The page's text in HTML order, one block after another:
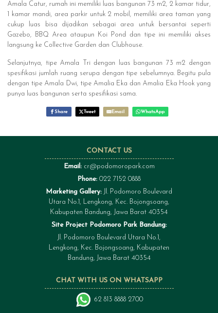
Amala Catur, rumah ini memiliki luas bangunan 73 m2, 2 kamar tidur,
1 kamar mandi, area parkir untuk 2 mobil, memiliki area taman yang
cukup luas bisa dijadikan sebagai area untuk bersantai seperti
Gazebo, BBQ Area ataupun Koi Pond dan tipe ini memiliki akses
langsung ke Collective Garden dan Clubhouse.
Selanjutnya, tipe Amala Tri dengan luas bangunan 73 m2 dengan
spesifikasi jumlah ruang serupa dengan tipe sebelumnya. Begitu pula
dengan tipe Amala Dwi, tipe Amalia Eka dan Amalia Eka Hook yang
punya luas bangunan serta spesifikasi sama.
Share Tweet Email WhatsApp
CHAT WITH US ON WHATSAPP
62 813 8888 2700
CONTACT US
Email: cr@podomoropark.com
Phone: 022 7152 0888
Marketing Gallery: Jl. Podomoro Boulevard
Utara No.1, Lengkong, Kec. Bojongsoang,
Kabupaten Bandung, Jawa Barat 40354
Site Project Podomoro Park Bandung:
Jl. Podomoro Boulevard Utara No.1,
Lengkong, Kec. Bojongsoang, Kabupaten
Bandung, Jawa Barat 40354